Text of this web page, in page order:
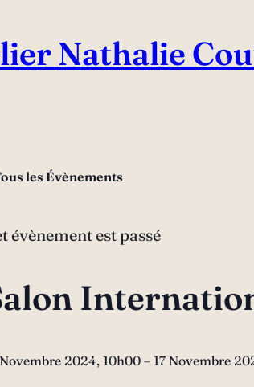
Nathalie
les Évènements
évènement est passé
2024, 10h00 – 17 Novembre